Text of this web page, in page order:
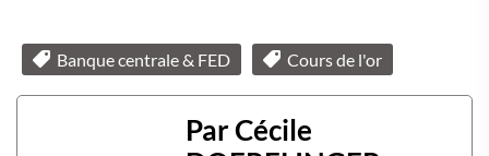
Banque centrale & FED Cours de l'or
Par Cécile